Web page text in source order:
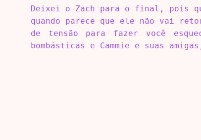
Deixei o Zach para o final, pois
quando parece que ele não vai
de tensão para fazer você
bombásticas e Cammie e suas